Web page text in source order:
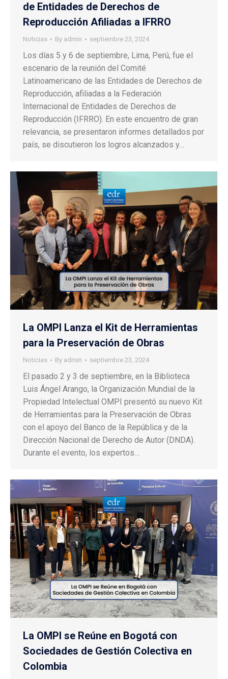
de Entidades de Derechos de
Reproducción Afiliadas a IFRRO
Noticias By admin septiembre 23, 2024
Los días 5 y 6 de septiembre, Lima, Perú, fue el
escenario de la reunión del Comité
Latinoamericano de las Entidades de Derechos de
Reproducción, afiliadas a la Federación
Internacional de Entidades de Derechos de
Reproducción (IFRRO). En este encuentro de gran
relevancia, se presentaron informes detallados por
país, se discutieron los logros alcanzados y…
La OMPI Lanza el Kit de Herramientas
para la Preservación de Obras
Noticias By admin septiembre 23, 2024
El pasado 2 y 3 de septiembre, en la Biblioteca
Luis Ángel Arango, la Organización Mundial de la
Propiedad Intelectual OMPI presentó su nuevo Kit
de Herramientas para la Preservación de Obras
con el apoyo del Banco de la República y de la
Dirección Nacional de Derecho de Autor (DNDA).
Durante el evento, los expertos…
La OMPI se Reúne en Bogotá con
Sociedades de Gestión Colectiva en
Colombia